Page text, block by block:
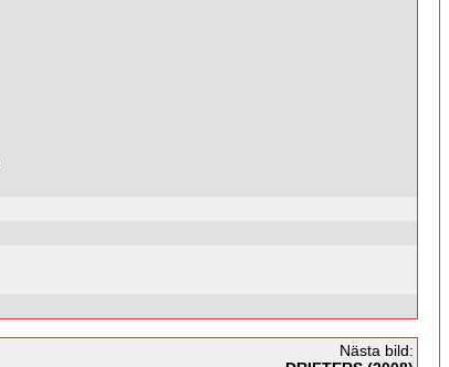
Nästa bild: